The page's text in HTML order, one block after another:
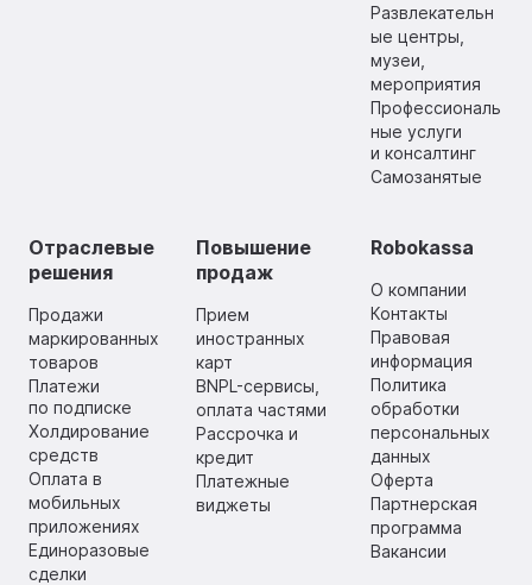
Развлекательн
ые центры,
музеи,
мероприятия
Профессиональ
ные услуги
и консалтинг
Самозанятые
Отраслевые
решения
Продажи
маркированных
товаров
Платежи
по подписке
Холдирование
средств
Оплата в
мобильных
приложениях
Единоразовые
сделки
Повышение
продаж
Прием
иностранных
карт
BNPL-сервисы,
оплата частями
Рассрочка и
кредит
Платежные
виджеты
Robokassa
О компании
Контакты
Правовая
информация
Политика
обработки
персональных
данных
Оферта
Партнерская
программа
Вакансии